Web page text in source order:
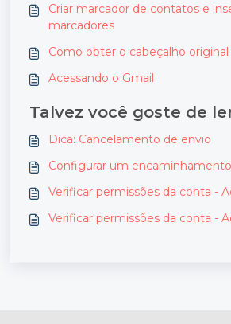
Criar marcador de contatos e
marcadores
Como obter o cabeçalho
Acessando o Gmail
Talvez você goste de
Dica: Cancelamento de envio
Configurar um
Verificar permissões da conta -
Verificar permissões da conta -